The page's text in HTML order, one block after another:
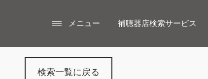
メニュー 補聴器店検索サービス
検索一覧に戻る